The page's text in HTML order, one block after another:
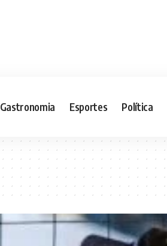
Gastronomia Esportes Política